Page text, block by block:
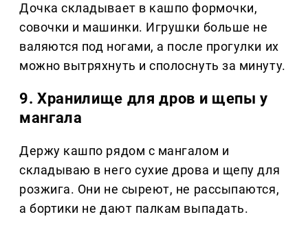
Дочка складывает в кашпо формочки,
совочки и машинки. Игрушки больше не
валяются под ногами, а после прогулки их
можно вытряхнуть и сполоснуть за минуту.
9. Хранилище для дров и щепы у
мангала
Держу кашпо рядом с мангалом и
складываю в него сухие дрова и щепу для
розжига. Они не сыреют, не рассыпаются,
а бортики не дают палкам выпадать.